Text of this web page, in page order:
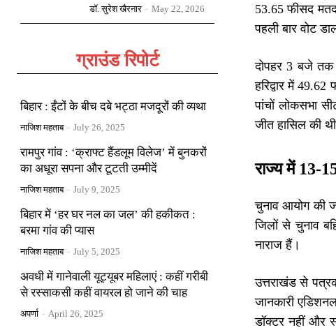
डॉ. सुरेश खैरनार - May 22, 2026
ग्राउंड रिपोर्ट
बिहार : ईंटों के बीच दबे भट्ठा मजदूरों की व्यथा
नाजिश महताब - July 26, 2025
रामपुर गांव : ‘क्राफ्ट हैंडलूम विलेज’ में बुनकरों
का अधूरा सपना और टूटती उम्मीदें
नाजिश महताब - July 9, 2025
बिहार में ‘हर घर नल का जल’ की हकीकत :
बरमा गांव की प्यास
नाजिश महताब - July 5, 2025
अवधी में गानेवाली यूट्यूबर महिलाएं : कहीं गरीबी
से रस्साकसी कहीं वायरल हो जाने की चाह
अपर्णा - April 26, 2025
53.65 फीसद
पहली बार वोट
दोपहर 3 बजे तक
हरिद्वार में
पांचों लोकसभा
जीत हासिल की
राज्य में 13-
चुनाव आयोग की
जिलों से चुनाव
नाराज हैं।
उत्तराखंड से
जानकारी
डॉक्टर नहीं और